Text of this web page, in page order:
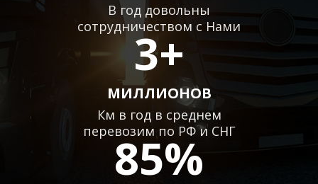
В год довольны
сотрудничеством с Нами
3+
МИЛЛИОНОВ
Км в год в среднем
перевозим по РФ и СНГ
85%